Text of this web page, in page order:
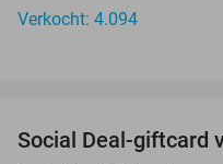
Verkocht: 4.094
Social Deal-giftcard